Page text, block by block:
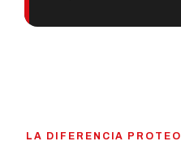
LA DIFERENCIA PROTEO